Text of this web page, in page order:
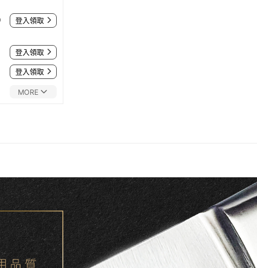
登入領取
登入領取
登入領取
MORE